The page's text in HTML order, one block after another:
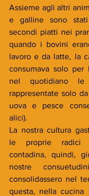
Assieme agli altri
e galline sono
secondi piatti nei
quando i bovini
lavoro e da latte, la
consumava solo
nel quotidiano le
rappresentate solo
uova e pesce
alici).
La nostra cultura
le proprie radici
contadina, quindi,
nostre
consolidassero nel
questa, nella